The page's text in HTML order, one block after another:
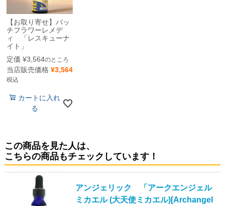
【お取り寄せ】バッ
チフラワーレメデ
ィ 「レスキューナ
イト」
定価 ¥3,564のところ
当店販売価格 ¥3,564
税込
カートに入れ
る
この商品を見た人は、
こちらの商品もチェックしています！
アンジェリック 「アークエンジェル
ミカエル (大天使ミカエル)[Archangel